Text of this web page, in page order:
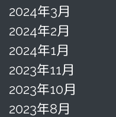
2024年3月
2024年2月
2024年1月
2023年11月
2023年10月
2023年8月